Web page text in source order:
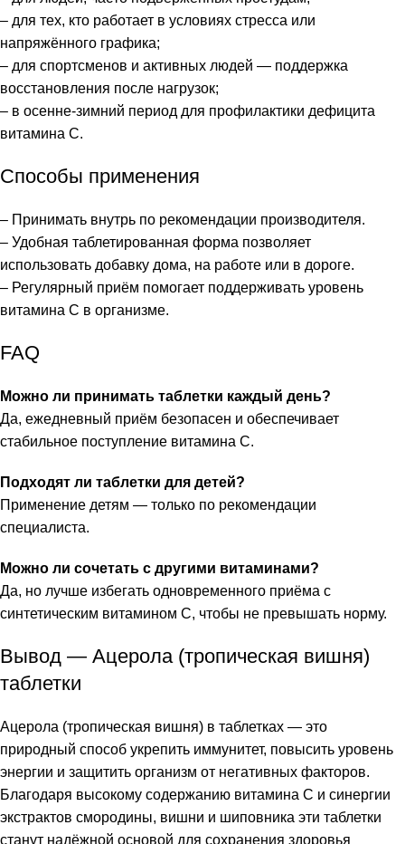
– для тех, кто работает в условиях стресса или
напряжённого графика;
– для спортсменов и активных людей — поддержка
восстановления после нагрузок;
– в осенне-зимний период для профилактики дефицита
витамина C.
Способы применения
– Принимать внутрь по рекомендации производителя.
– Удобная таблетированная форма позволяет
использовать добавку дома, на работе или в дороге.
– Регулярный приём помогает поддерживать уровень
витамина C в организме.
FAQ
Можно ли принимать таблетки каждый день?
Да, ежедневный приём безопасен и обеспечивает
стабильное поступление витамина C.
Подходят ли таблетки для детей?
Применение детям — только по рекомендации
специалиста.
Можно ли сочетать с другими витаминами?
Да, но лучше избегать одновременного приёма с
синтетическим витамином C, чтобы не превышать норму.
Вывод — Ацерола (тропическая вишня)
таблетки
Ацерола (тропическая вишня) в таблетках — это
природный способ укрепить иммунитет, повысить уровень
энергии и защитить организм от негативных факторов.
Благодаря высокому содержанию витамина C и синергии
экстрактов смородины, вишни и шиповника эти таблетки
станут надёжной основой для сохранения здоровья